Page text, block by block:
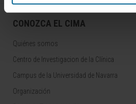
CONOZCA EL CIMA
Quiénes somos
Centro de Investigacion de la Clínica
Campus de la Universidad de Navarra
Organización